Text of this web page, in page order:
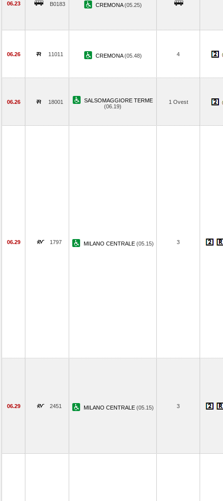
06.23 B0183 CREMONA(05.25)
06.26 11011 CREMONA(05.48) 4
06.26 18001
SALSOMAGGIORE TERME
(06.19)
1 Ovest
06.29 1797 MILANO CENTRALE (05.15) 3
06.29 2451 MILANO CENTRALE (05.15) 3